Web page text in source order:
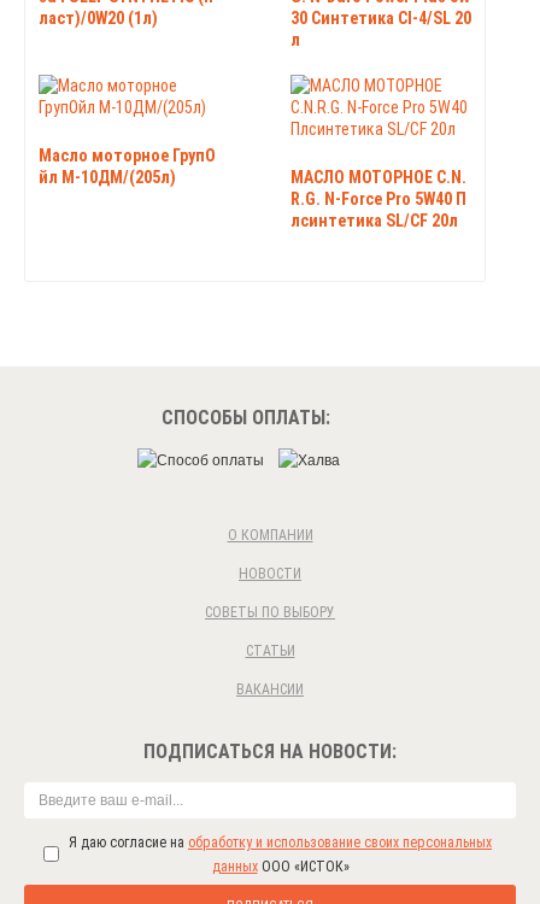
ласт)/0W20 (1л)
30 Синтетика CI-4/SL 20
л
Масло моторное ГрупО
йл М-10ДМ/(205л)
МАСЛО МОТОРНОЕ C.N.
R.G. N-Force Pro 5W40 П
лсинтетика SL/CF 20л
СПОСОБЫ ОПЛАТЫ:
О КОМПАНИИ
НОВОСТИ
СОВЕТЫ ПО ВЫБОРУ
СТАТЬИ
ВАКАНСИИ
ПОДПИСАТЬСЯ НА НОВОСТИ:
Я даю согласие на обработку и использование своих персональных
данныхООО «ИСТОК»